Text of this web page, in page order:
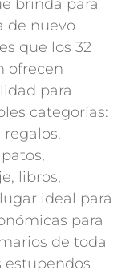
brinda para
de nuevo
que los 32
ofrecen
para
categorías:
libros,
ideal para
para
de toda
estupendos